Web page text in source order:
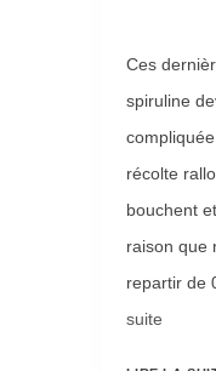
Ces
spiruline
récolte
bouchent
raison que
repartir de
suite­­